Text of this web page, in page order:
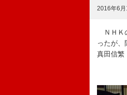
2016年6
ＮＨＫ
ったが、
真田信繁